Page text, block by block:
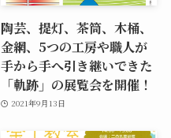
陶芸、提灯、茶筒、木桶、
金網、5つの工房や職人が
手から手へ引き継いできた
「軌跡」の展覧会を開催！
2021年9月13日